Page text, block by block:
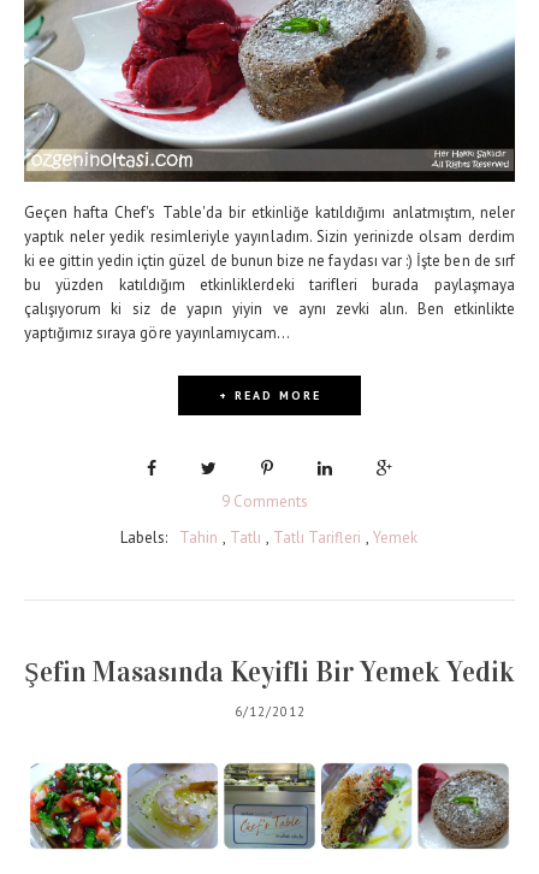
Geçen hafta Chef's Table'da bir etkinliğe katıldığımı anlatmıştım, neler
yaptık neler yedik resimleriyle yayınladım. Sizin yerinizde olsam derdim
ki ee gittin yedin içtin güzel de bunun bize ne faydası var :) İşte ben de sırf
bu yüzden katıldığım etkinliklerdeki tarifleri burada paylaşmaya
çalışıyorum ki siz de yapın yiyin ve aynı zevki alın. Ben etkinlikte
yaptığımız sıraya göre yayınlamıycam...
+ READ MORE
9 Comments
Labels:
Tahin , Tatlı , Tatlı Tarifleri , Yemek
Şefin Masasında Keyifli Bir Yemek Yedik
6/12/2012